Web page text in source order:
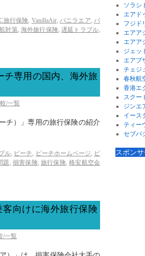
旅行保険, VanillaAir, バニラエア,バ
対策, 海外旅行保険,遅延トラブル,
チ専用の国内、海外旅
/一覧
チ）」専用の旅行保険の紹介
ル, ピーチ, ピーチホームページ, ピ
題 , 損害保険,旅行保険,格安航空会
向けに海外旅行保険
/一覧
ソラシ
エアド
フジド
エアア
エアア
ジェッ
エアプ
チェジ
春秋航
香港エ
スクー
ジンエ
イース
ティー
セブパ
スポン